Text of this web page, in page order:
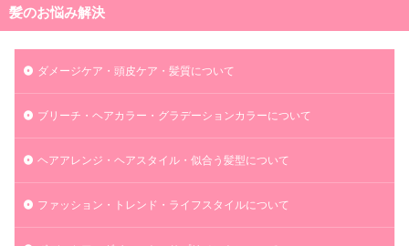
髪のお悩み解決
ダメージケア・頭皮ケア・髪質について
ブリーチ・ヘアカラー・グラデーションカラーについて
ヘアアレンジ・ヘアスタイル・似合う髪型について
ファッション・トレンド・ライフスタイルについて